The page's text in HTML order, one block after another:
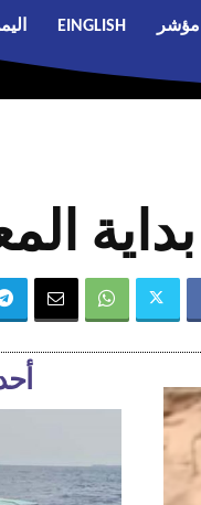
مؤشر EINGLISH